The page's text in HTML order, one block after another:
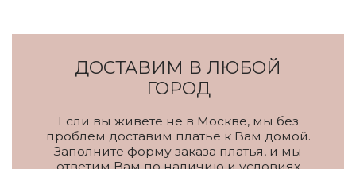
ДОСТАВИМ В ЛЮБОЙ
ГОРОД
Если вы живете не в Москве, мы без
проблем доставим платье к Вам домой.
Заполните форму заказа платья, и мы